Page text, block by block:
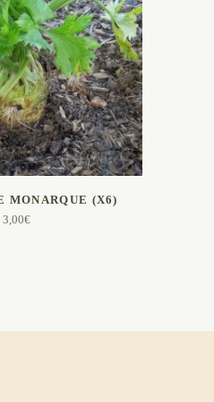
AU PANIER
MONARQUE (X6)
3,00€